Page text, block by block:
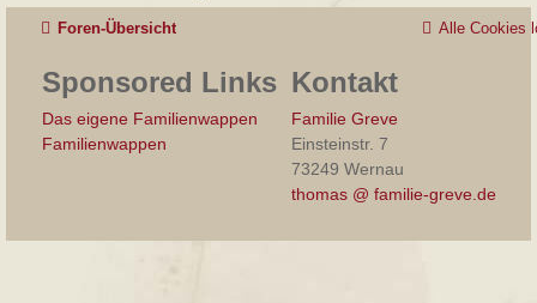
Foren-Übersicht Alle Cookies
Sponsored Links
Das eigene Familienwappen
Familienwappen
Kontakt
Familie Greve
Einsteinstr. 7
73249 Wernau
thomas @ familie-greve.de